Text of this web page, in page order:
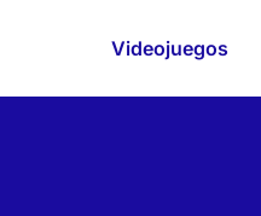
Videojuegos